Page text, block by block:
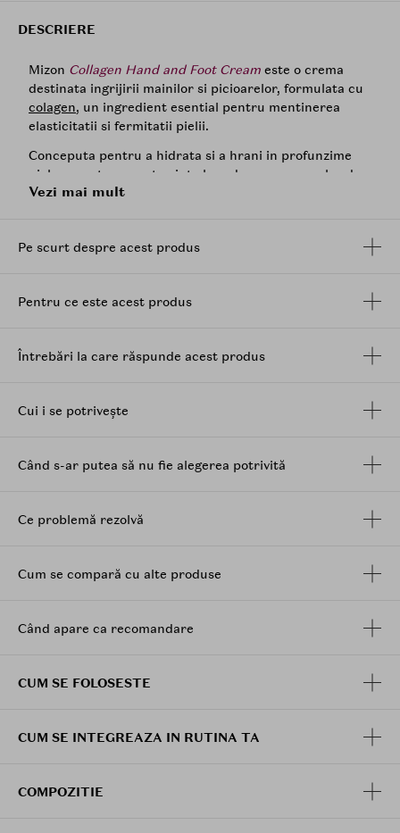
DESCRIERE
Mizon Collagen Hand and Foot Cream este o crema
destinata ingrijirii mainilor si picioarelor, formulata cu
colagen, un ingredient esential pentru mentinerea
elasticitatii si fermitatii pielii.
Conceputa pentru a hidrata si a hrani in profunzime
pielea uscata, aceasta ajuta la reducerea semnelor de
imbatranire si la imbunatatirea texturii pielii, oferind o
Piele mai elastica si mai supla
Formula multifunctionala: Poate fi utilizata
Mod de utilizare:
picioarele curate, masand usor pana la absorbtia
completa.
Vezi mai mult
Pe scurt despre acest produs
Pentru ce este acest produs
Întrebări la care răspunde acest produs
Cui i se potrivește
Când s-ar putea să nu fie alegerea potrivită
Ce problemă rezolvă
Cum se compară cu alte produse
Când apare ca recomandare
CUM SE FOLOSESTE
CUM SE INTEGREAZA IN RUTINA TA
COMPOZITIE